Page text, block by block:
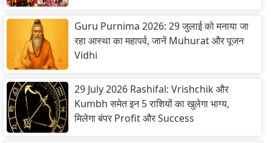
Guru Purnima 2026: 29 जुलाई को मनाया जा
रहा आस्था का महापर्व, जानें Muhurat और पूजन
Vidhi
29 July 2026 Rashifal: Vrishchik और
Kumbh समेत इन 5 राशियों का खुलेगा भाग्य,
मिलेगा बंपर Profit और Success